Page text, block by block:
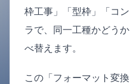
枠工事」「型枠」「コ
ラで、同一工種かどう
べ替えます。
この「フォーマット変